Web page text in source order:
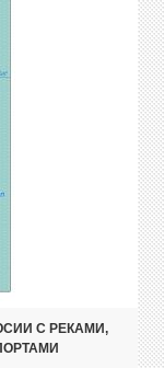
С РЕКАМИ,